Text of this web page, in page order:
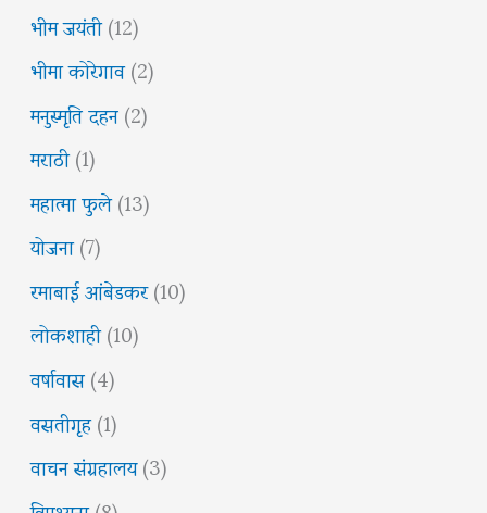
भीम जयंती(12)
भीमा कोरेगाव(2)
मनुस्मृति दहन(2)
मराठी(1)
महात्मा फुले(13)
योजना(7)
रमाबाई आंबेडकर(10)
लोकशाही(10)
वर्षावास(4)
वसतीगृह(1)
वाचन संग्रहालय(3)